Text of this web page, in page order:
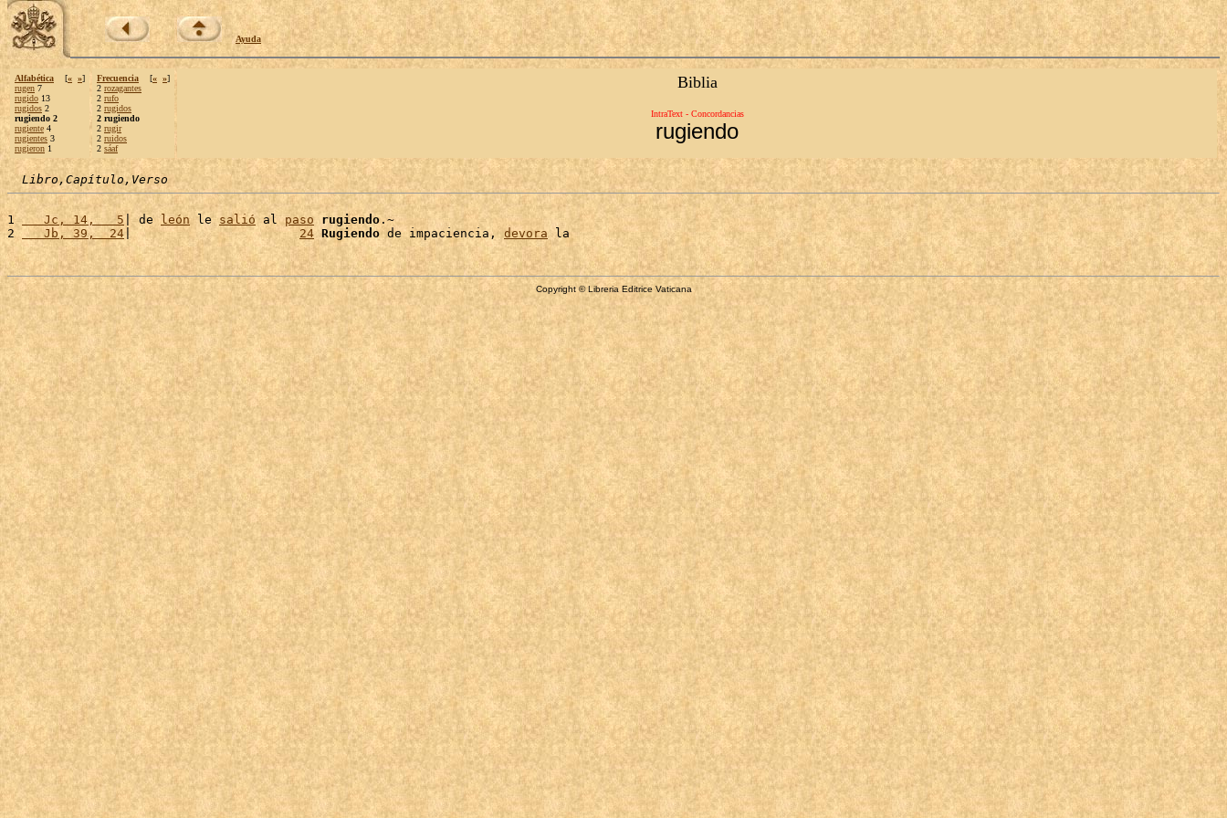
Ayuda
Alfabética [« »]
rugen 7
rugido 13
rugidos 2
rugiendo 2
rugiente 4
rugientes 3
rugieron 1
Frecuencia [« »]
2 rozagantes
2 rufo
2 rugidos
2 rugiendo
2 rugir
2 ruidos
2 sáaf
Biblia
IntraText - Concordancias
rugiendo
Libro,Capítulo,Verso
1
   Jc, 14,   5
| de león le salió al paso rugiendo .~
2
   Jb, 39,  24
| 24 Rugiendo de impaciencia, devora
Copyright © Libreria Editrice Vaticana